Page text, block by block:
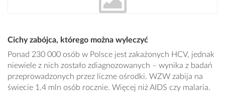
Cichy zabójca, którego można wyleczyć
Ponad 230 000 osób w Polsce jest zakażonych HCV, jednak
niewiele z nich zostało zdiagnozowanych – wynika z badań
przeprowadzonych przez liczne ośrodki. WZW zabija na
świecie 1.4 mln osób rocznie. Więcej niż AIDS czy malaria.